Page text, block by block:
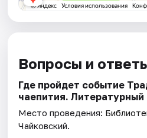
Вопросы и
Где пройдет событие
чаепития. Литературный
Место проведения:
Чайковский.